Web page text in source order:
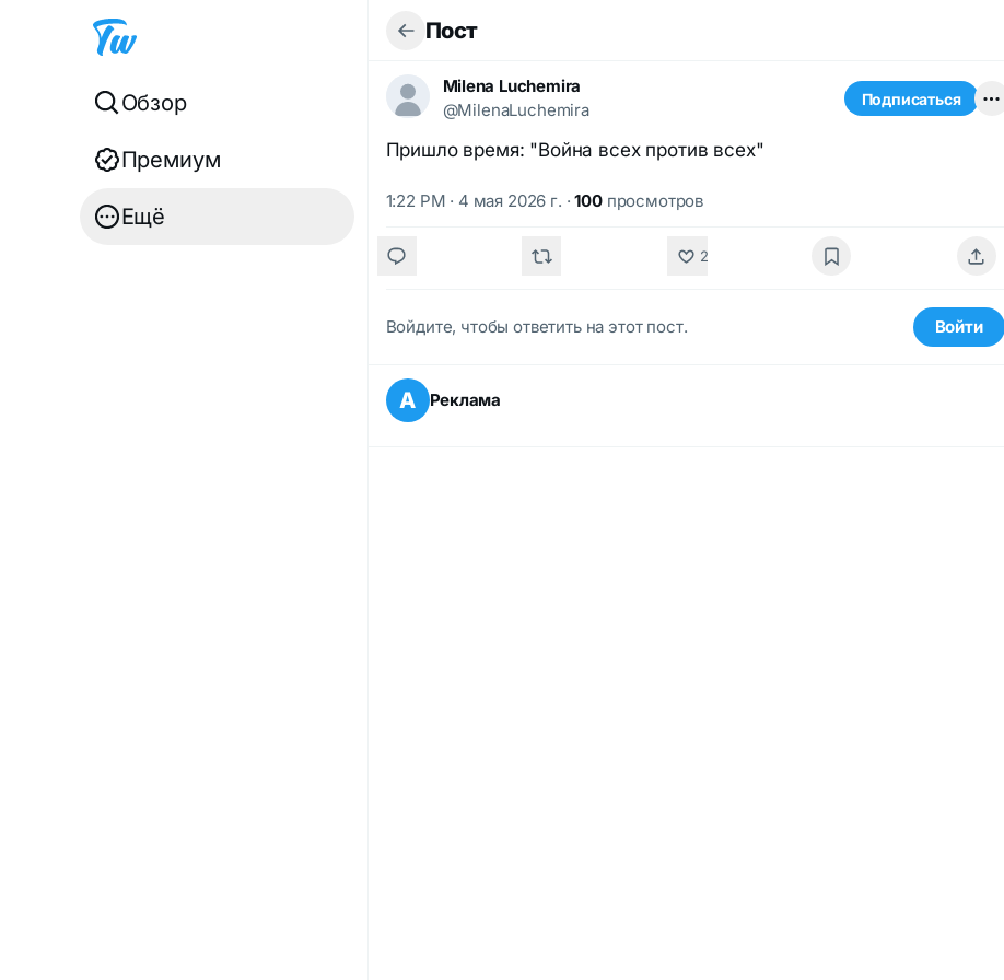
Обзор
Премиум
Ещё
Пост
Milena Luchemira
@MilenaLuchemira
Подписаться
Пришло время: "Война всех против всех"
1:22 PM · 4 мая 2026 г. ·100просмотров
2
Войдите, чтобы ответить на этот пост. Войти
А Реклама